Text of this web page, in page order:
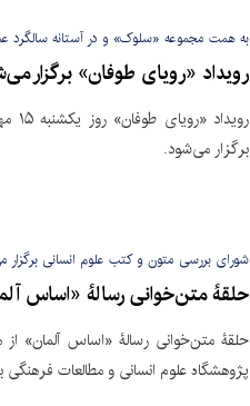
به همت مجموعه «سلوک» و در آستانه سالگرد
رویداد «رویای طوفان» برگزار
برگزار می‌شود.
شورای بررسی متون و کتب علوم انسانی برگزار
حلقۀ متن‌خوانی رسالۀ «اساس
پژوهشگاه علوم انسانی و مطالعات فرهنگی